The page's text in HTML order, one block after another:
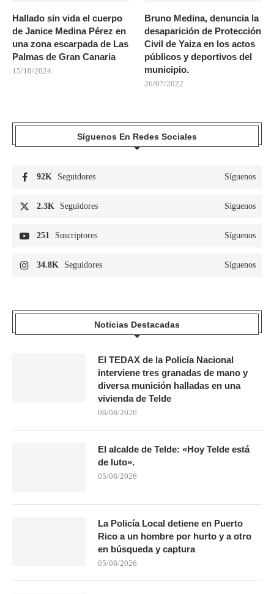
Hallado sin vida el cuerpo
de Janice Medina Pérez en
una zona escarpada de Las
Palmas de Gran Canaria
15/10/2024
Bruno Medina, denuncia la
desaparición de Protección
Civil de Yaiza en los actos
públicos y deportivos del
municipio.
26/07/2022
Síguenos En Redes Sociales
92K Seguidores Síguenos
2.3K Seguidores Síguenos
251 Suscriptores Síguenos
34.8K Seguidores Síguenos
Noticias Destacadas
El TEDAX de la Policía Nacional
interviene tres granadas de mano y
diversa munición halladas en una
vivienda de Telde
06/08/2026
El alcalde de Telde: «Hoy Telde está
de luto».
05/08/2026
La Policía Local detiene en Puerto
Rico a un hombre por hurto y a otro
en búsqueda y captura
05/08/2026